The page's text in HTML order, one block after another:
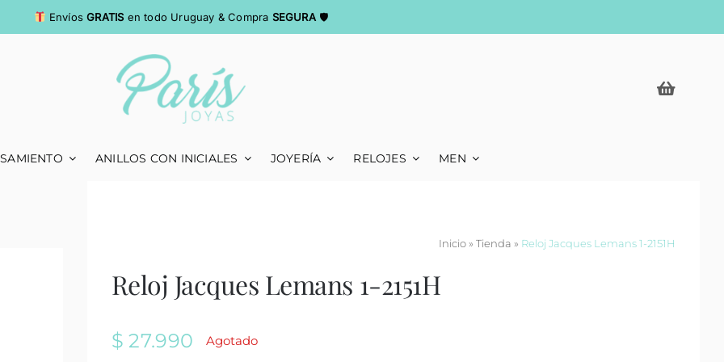
EnvíosGRATIS en todo Uruguay & Compra SEGURA🛡
ANILLOS CON INICIALES JOYERÍA RELOJES MEN
Inicio» Tienda » Reloj Jacques Lemans 1-2151H
Reloj Jacques Lemans 1-2151H
$ 27.990 Agotado